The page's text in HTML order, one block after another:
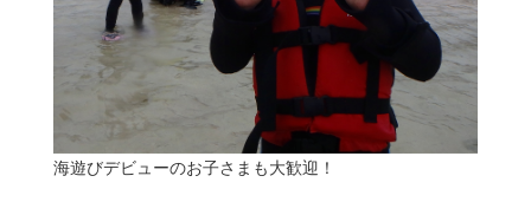
海遊びデビューのお子さまも大歓迎！